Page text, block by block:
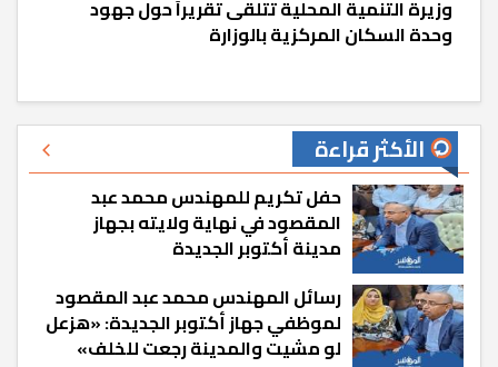
وزيرة التنمية المحلية تتلقى تقريراً حول جهود
وحدة السكان المركزية بالوزارة
الأكثر قراءة
حفل تكريم للمهندس محمد عبد
المقصود في نهاية ولايته بجهاز
مدينة أكتوبر الجديدة
رسائل المهندس محمد عبد المقصود
لموظفي جهاز أكتوبر الجديدة: «هزعل
لو مشيت والمدينة رجعت للخلف»